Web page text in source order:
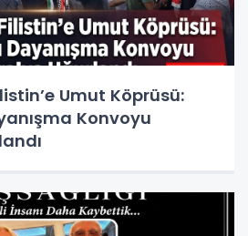
Umut Köprüsü:
Konvoyu